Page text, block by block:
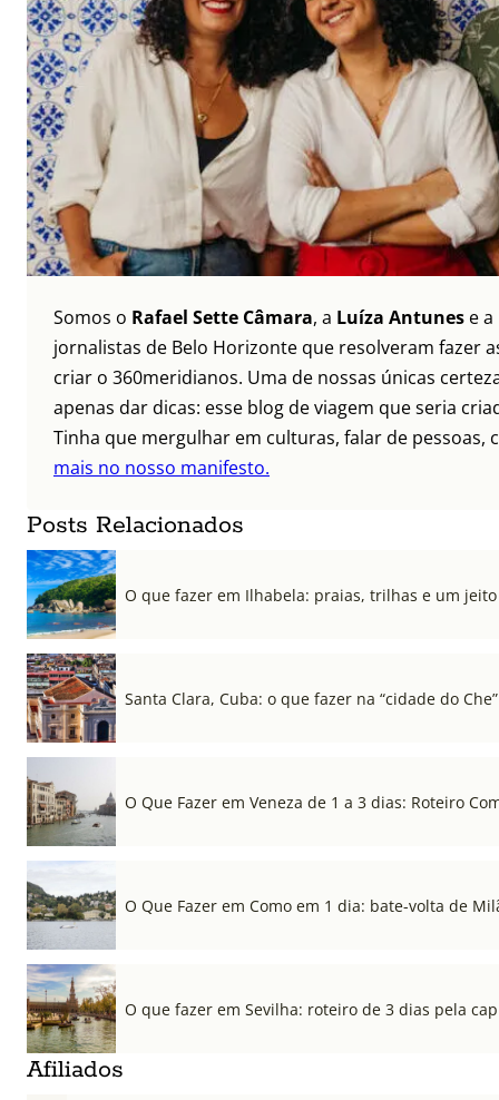
Somos o Rafael Sette Câmara, a Luíza Antunes e a
jornalistas de Belo Horizonte que resolveram fazer
criar o 360meridianos. Uma de nossas únicas
apenas dar dicas: esse blog de viagem que seria
Tinha que mergulhar em culturas, falar de
mais no nosso manifesto.
Posts Relacionados
O que fazer em Ilhabela: praias, trilhas e um
Santa Clara, Cuba: o que fazer na “cidade do Che”
O Que Fazer em Veneza de 1 a 3 dias: Roteiro
O Que Fazer em Como em 1 dia: bate-volta de
O que fazer em Sevilha: roteiro de 3 dias pela
Afiliados